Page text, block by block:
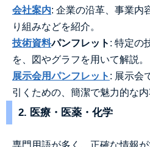
会社案内: 企業の沿革、事業内
り組みなどを紹介。
技術資料パンフレット : 特定の
を、図やグラフを用いて解説。
展示会用パンフレット : 展示会
引くための、簡潔で魅力的な内
2. 医療・医薬・化学